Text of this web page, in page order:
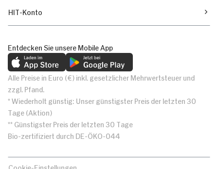
HIT-Konto
Entdecken Sie unsere Mobile App
Alle Preise in Euro (€) inkl. gesetzlicher Mehrwertsteuer und
zzgl. Pfand.
* Wiederholt günstig: Unser günstigster Preis der letzten 30
Tage (Aktion)
** Günstigster Preis der letzten 30 Tage
Bio-zertifiziert durch DE-ÖKO-044
Cookie-Einstellungen